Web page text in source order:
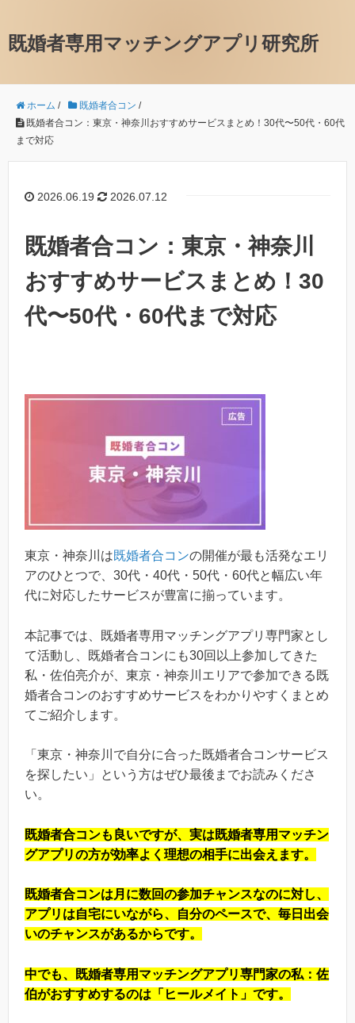
既婚者専用マッチングアプリ研究所
ホーム / 既婚者合コン /
既婚者合コン：東京・神奈川おすすめサービスまとめ！30代〜50代・60代
まで対応
2026.06.19 2026.07.12
既婚者合コン：東京・神奈川
おすすめサービスまとめ！30
代〜50代・60代まで対応
東京・神奈川は既婚者合コンの開催が最も活発なエリ
アのひとつで、30代・40代・50代・60代と幅広い年
代に対応したサービスが豊富に揃っています。
本記事では、既婚者専用マッチングアプリ専門家とし
て活動し、既婚者合コンにも30回以上参加してきた
私・佐伯亮介が、東京・神奈川エリアで参加できる既
婚者合コンのおすすめサービスをわかりやすくまとめ
てご紹介します。
「東京・神奈川で自分に合った既婚者合コンサービス
を探したい」という方はぜひ最後までお読みくださ
い。
既婚者合コンも良いですが、実は既婚者専用マッチン
グアプリの方が効率よく理想の相手に出会えます。
既婚者合コンは月に数回の参加チャンスなのに対し、
アプリは自宅にいながら、自分のペースで、毎日出会
いのチャンスがあるからです。
中でも、既婚者専用マッチングアプリ専門家の私：佐
伯がおすすめするのは「ヒールメイト」です。